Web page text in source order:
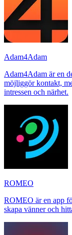
Adam4Adam
Adam4Adam är en
möjliggör kontakt,
intressen och närhet.
ROMEO
ROMEO är en app
skapa vänner och